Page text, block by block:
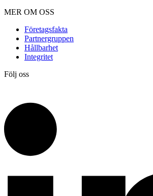
MER OM OSS
Företagsfakta
Partnergruppen
Hållbarhet
Integritet
Följ oss